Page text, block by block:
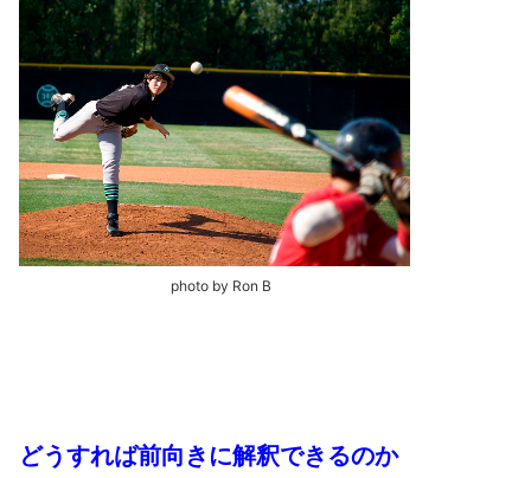
photo by Ron B
どうすれば前向きに解釈できるのか